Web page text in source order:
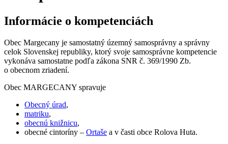
Informácie o kompetenciách
Obec Margecany je samostatný územný samosprávny a správny
celok Slovenskej republiky, ktorý svoje samosprávne kompetencie
vykonáva samostatne podľa zákona SNR č. 369/1990 Zb.
o obecnom zriadení.
Obec MARGECANY spravuje
Obecný úrad,
matriku,
obecnú knižnicu,
obecné cintoríny – Ortaše a v časti obce Rolova Huta.